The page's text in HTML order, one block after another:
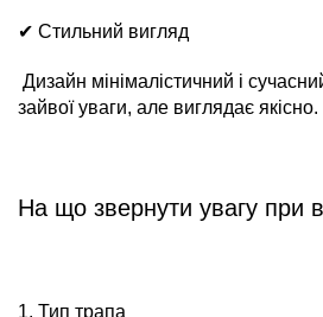
✔ Стильний вигляд
Дизайн мінімалістичний і
зайвої уваги, але виглядає якісно.
На що звернути увагу при
1. Тип трапа